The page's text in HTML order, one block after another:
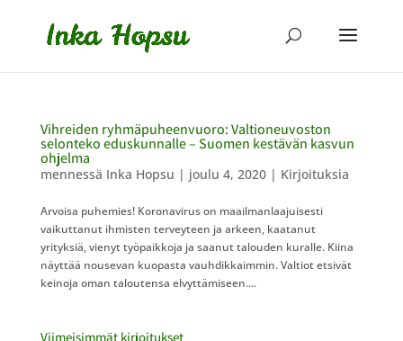
Vihreiden ryhmäpuheenvuoro: Valtioneuvoston
selonteko eduskunnalle – Suomen kestävän kasvun
ohjelma
mennessä Inka Hopsu | joulu 4, 2020| Kirjoituksia
Arvoisa puhemies! Koronavirus on maailmanlaajuisesti
vaikuttanut ihmisten terveyteen ja arkeen, kaatanut
yrityksiä, vienyt työpaikkoja ja saanut talouden kuralle. Kiina
näyttää nousevan kuopasta vauhdikkaimmin. Valtiot etsivät
keinoja oman taloutensa elvyttämiseen....
Viimeisimmät kirjoitukset